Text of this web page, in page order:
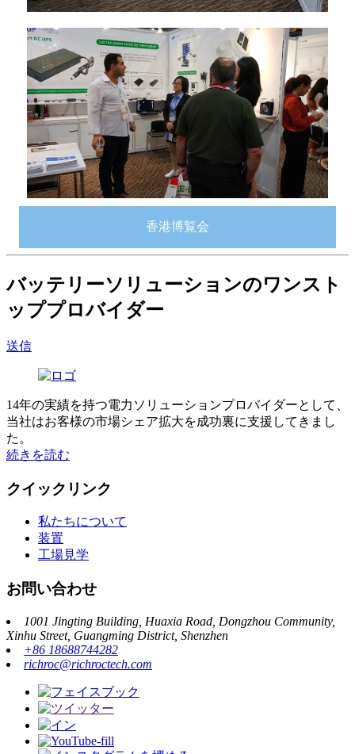
香港博覧会
バッテリーソリューションのワンスト
ッププロバイダー
送信
14年の実績を持つ電力ソリューションプロバイダーとして、
当社はお客様の市場シェア拡大を成功裏に支援してきまし
た。
続きを読む
クイックリンク
私たちについて
装置
工場見学
お問い合わせ
1001 Jingting Building, Huaxia Road, Dongzhou Community,
Xinhu Street, Guangming District, Shenzhen
+86 18688744282
richroc@richroctech.com